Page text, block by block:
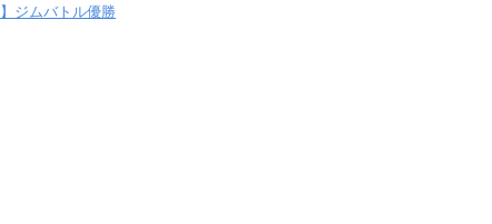
ジムバトル優勝